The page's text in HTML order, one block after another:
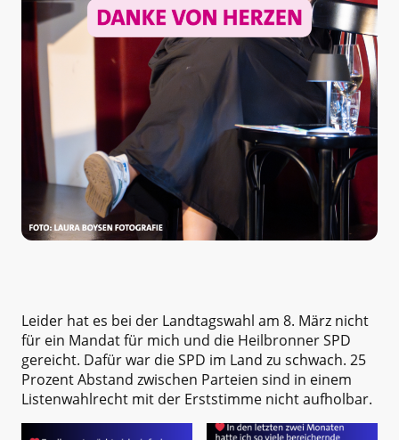
Leider hat es bei der Landtagswahl am 8. März nicht
für ein Mandat für mich und die Heilbronner SPD
gereicht. Dafür war die SPD im Land zu schwach. 25
Prozent Abstand zwischen Parteien sind in einem
Listenwahlrecht mit der Erststimme nicht aufholbar.